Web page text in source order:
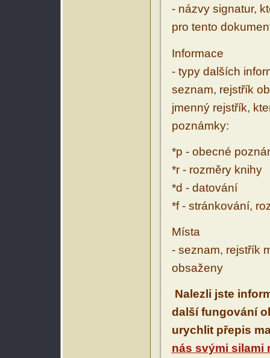
- názvy signatur,
pro tento
Informace
- typy dalších
seznam, rejstřík
jmenný rejstřík,
poznámky:
*p - obecné
*r - rozměry knihy
*d - datování
*f - stránkování,
Místa
- seznam, rejstřík
obsaženy
Nalezli jste
další fungování
urychlit přepis
nás svými silami